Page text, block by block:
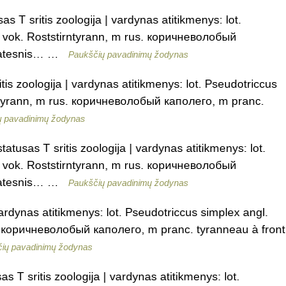
T sritis zoologija | vardynas atitikmenys: lot.
Roststirntyrann, m rus. коричневолобый
…
Paukščių pavadinimų žodynas
zoologija | vardynas atitikmenys: lot. Pseudotriccus
m rus. коричневолобый каполего, m pranc.
pavadinimų žodynas
T sritis zoologija | vardynas atitikmenys: lot.
Roststirntyrann, m rus. коричневолобый
…
Paukščių pavadinimų žodynas
atitikmenys: lot. Pseudotriccus simplex angl.
каполего, m pranc. tyranneau à front
pavadinimų žodynas
T sritis zoologija | vardynas atitikmenys: lot.